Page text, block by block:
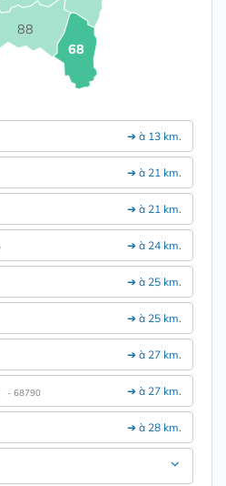
68
88
➔ à 13 km.
➔ à 21 km.
➔ à 21 km.
➔ à 24 km.
➔ à 25 km.
➔ à 25 km.
➔ à 27 km.
➔ à 27 km.
- 68790
➔ à 28 km.